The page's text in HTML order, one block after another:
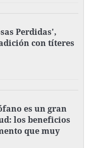
Perdidas',
con títeres
es un gran
los beneficios
que muy